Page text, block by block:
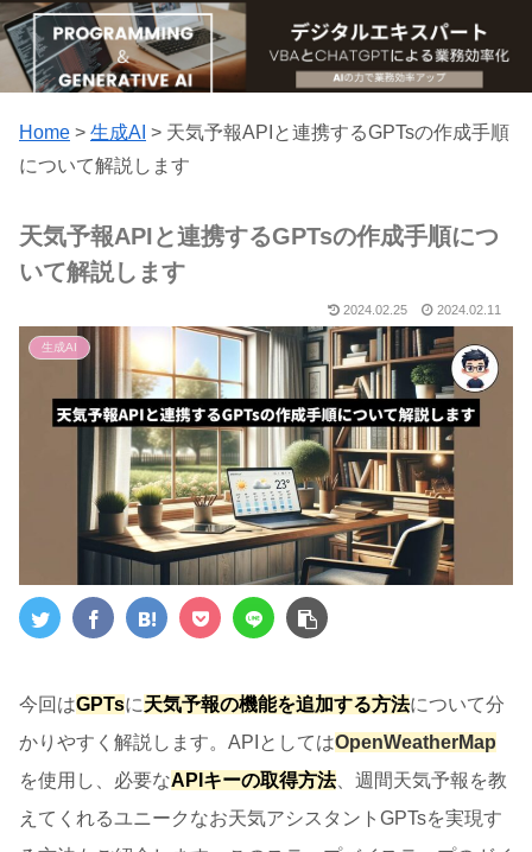
Home > 生成AI > 天気予報APIと連携するGPTsの作成手順
について解説します
天気予報APIと連携するGPTsの作成手順につ
いて解説します
2024.02.25 2024.02.11
生成AI
今回はGPTsに天気予報の機能を追加する方法について分
かりやすく解説します。APIとしてはOpenWeatherMap
を使用し、必要なAPIキーの取得方法、週間天気予報を教
えてくれるユニークなお天気アシスタントGPTsを実現す